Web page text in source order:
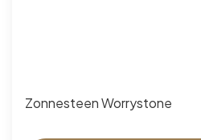
Zonnesteen Worrystone